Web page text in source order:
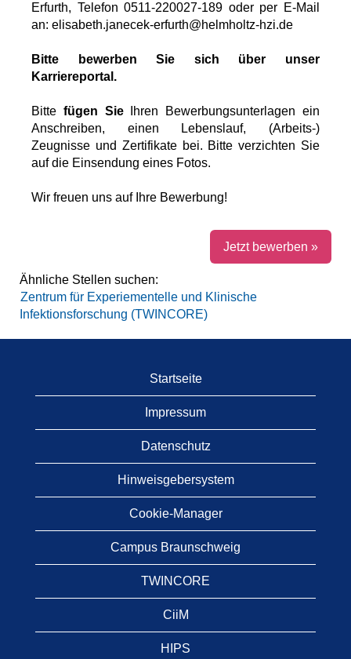
Erfurth, Telefon 0511-220027-189 oder per E-Mail
an: elisabeth.janecek-erfurth@helmholtz-hzi.de
Bitte bewerben Sie sich über unser
Karriereportal.
Bitte fügen SieIhren Bewerbungsunterlagen ein
Anschreiben, einen Lebenslauf, (Arbeits-)
Zeugnisse und Zertifikate bei. Bitte verzichten Sie
auf die Einsendung eines Fotos.
Wir freuen uns auf Ihre Bewerbung!
Jetzt bewerben »
Ähnliche Stellen suchen:
Zentrum für Experiementelle und Klinische
Infektionsforschung (TWINCORE)
Startseite
Impressum
Datenschutz
Hinweisgebersystem
Cookie-Manager
Campus Braunschweig
TWINCORE
CiiM
HIPS